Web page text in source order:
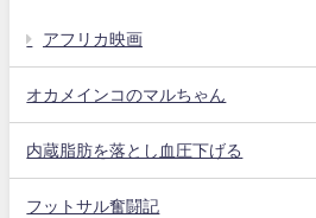
アフリカ映画
オカメインコのマルちゃん
内蔵脂肪を落とし血圧下げる
フットサル奮闘記